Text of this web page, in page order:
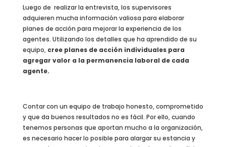
Luego de realizar la entrevista, los supervisores
adquieren mucha información valiosa para elaborar
planes de acción para mejorar la experiencia de los
agentes. Utilizando los detalles que ha aprendido de su
equipo,cree planes de acción individuales para
agregar valor a la permanencia laboral de cada
agente.
Contar con un equipo de trabajo honesto, comprometido
y que da buenos resultados no es fácil. Por ello, cuando
tenemos personas que aportan mucho a la organización,
es necesario hacer lo posible para alargar su estancia y